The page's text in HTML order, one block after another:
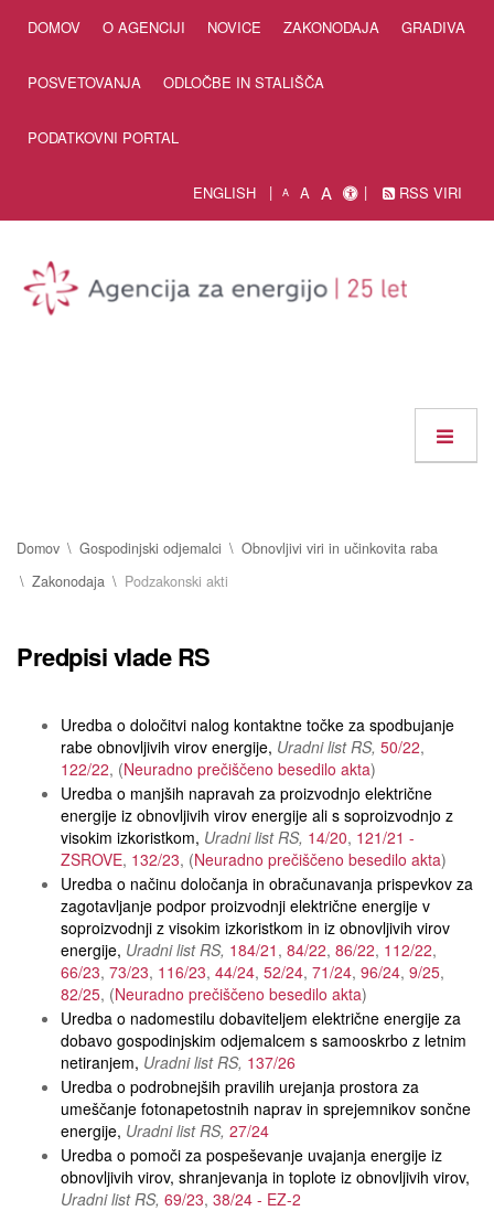
DOMOV O AGENCIJI NOVICE ZAKONODAJA GRADIVA
POSVETOVANJA ODLOČBE IN STALIŠČA
PODATKOVNI PORTAL
ENGLISH A A A RSS VIRI
Domov Gospodinjski odjemalci
Obnovljivi viri in učinkovita raba
Zakonodaja
Podzakonski akti
Predpisi vlade RS
Uredba o določitvi nalog kontaktne točke za spodbujanje
rabe obnovljivih virov energije Uradni list RS 50/22
122/22
Neuradno prečiščeno besedilo akta
Uredba o manjših napravah za proizvodnjo električne
energije iz obnovljivih virov energije ali s soproizvodnjo z
visokim izkoristkom Uradni list RS 14/20 121/21 -
ZSROVE 132/23
Neuradno prečiščeno besedilo akta
Uredba o načinu določanja in obračunavanja prispevkov za
zagotavljanje podpor proizvodnji električne energije v
soproizvodnji z visokim izkoristkom in iz obnovljivih virov
energije Uradni list RS 184/21 84/22 86/22 112/22
66/23 73/23 116/23 44/24 52/24 71/24 96/24 9/25
82/25
Neuradno prečiščeno besedilo akta
Uredba o nadomestilu dobaviteljem električne energije za
dobavo gospodinjskim odjemalcem s samooskrbo z letnim
netiranjem Uradni list RS 137/26
Uredba o podrobnejših pravilih urejanja prostora za
umeščanje fotonapetostnih naprav in sprejemnikov sončne
energije Uradni list RS 27/24
Uredba o pomoči za pospeševanje uvajanja energije iz
obnovljivih virov, shranjevanja in toplote iz obnovljivih virov
Uradni list RS 69/23 38/24 - EZ-2